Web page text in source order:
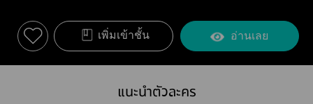
เพิ่มเข้าชั้น อ่านเลย
แนะนำตัวละคร